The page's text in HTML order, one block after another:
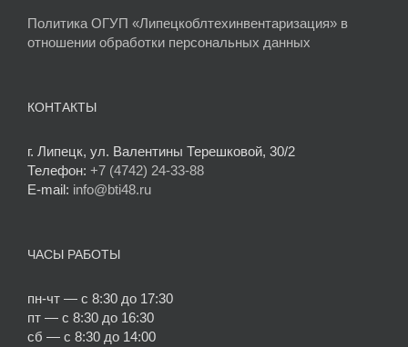
Политика ОГУП «Липецкоблтехинвентаризация» в
отношении обработки персональных данных
КОНТАКТЫ
г. Липецк, ул. Валентины Терешковой, 30/2
Телефон: +7 (4742) 24-33-88
E-mail: info@bti48.ru
ЧАСЫ РАБОТЫ
пн-чт — с 8:30 до 17:30
пт — с 8:30 до 16:30
сб — с 8:30 до 14:00